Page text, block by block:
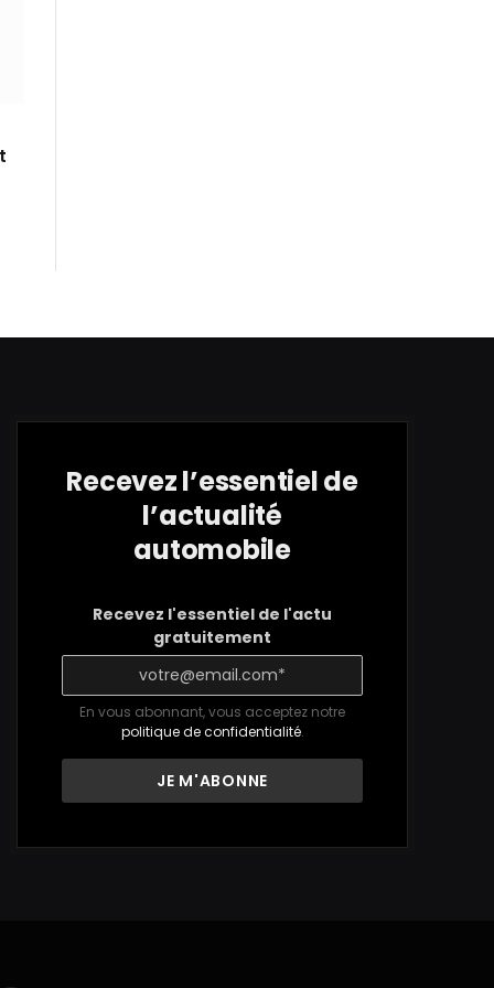
Recevez l’essentiel de
l’actualité
automobile
Recevez l'essentiel de l'actu
gratuitement
En vous abonnant, vous acceptez notre
politique de confidentialité.